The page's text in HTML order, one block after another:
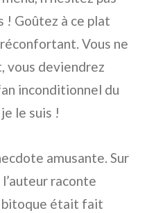
! Goûtez à ce plat
Vous ne
vous deviendrez
inconditionnel du
le suis !
amusante. Sur
raconte
bitoque était fait